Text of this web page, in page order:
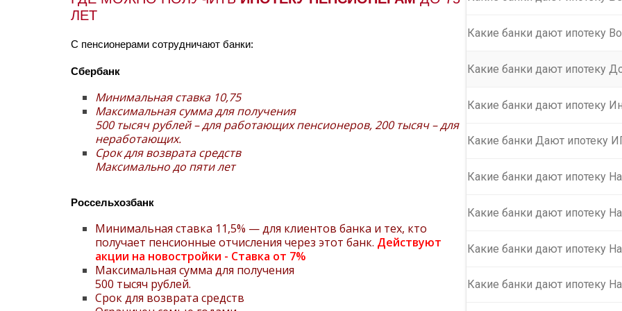
ЛЕТ
С пенсионерами сотрудничают банки:
Сбербанк
Минимальная ставка 10,75
Максимальная сумма для получения
500 тысяч рублей – для работающих пенсионеров, 200 тысяч – для
неработающих.
Срок для возврата средств
Максимально до пяти лет
Россельхозбанк
Минимальная ставка 11,5% — для клиентов банка и тех, кто
получает пенсионные отчисления через этот банк. Действуют
акции на новостройки - Ставка от 7%
Максимальная сумма для получения
500 тысяч рублей.
Срок для возврата средств
Какие банки дают ипотеку
Какие банки дают ипотеку
Какие банки дают ипотеку
Какие банки Дают ипотеку
Какие банки дают ипотеку
Какие банки дают ипотеку
Какие банки дают ипотеку
Какие банки дают ипотеку